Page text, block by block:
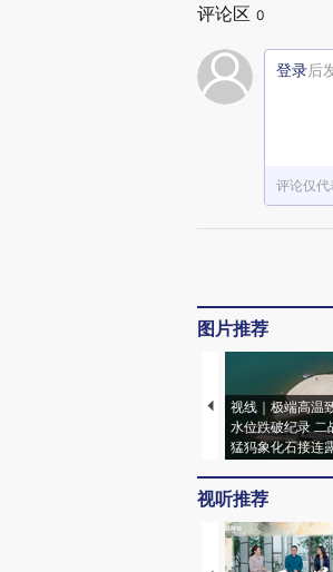
评论区 0
登录后
评论仅代
图片推荐
视线｜极端高温
水位跌破纪录 二
猛犸象化石接连
视听推荐